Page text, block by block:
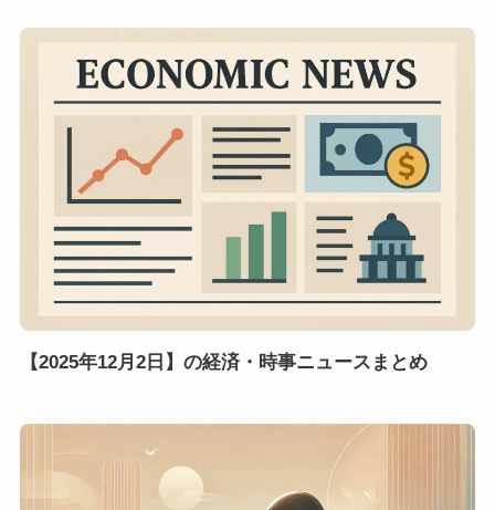
【2025年12月2日】の経済・時事ニュースまとめ